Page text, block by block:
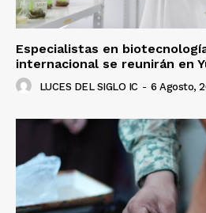
Especialistas en
internacional se reunirán en
LUCES DEL SIGLO IC - 6 Agosto,